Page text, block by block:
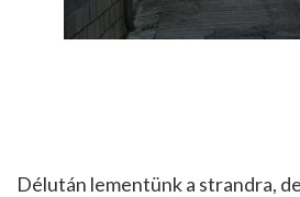
Délután lementünk a strandra,